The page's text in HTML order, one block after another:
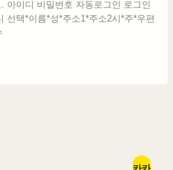
아이디 비밀번호 자동로그인 로그인
선택*이름*성*주소1*주소2시*주*우편